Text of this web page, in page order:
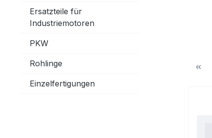
Ersatzteile für
Industriemotoren
PKW
Rohlinge
Einzelfertigungen